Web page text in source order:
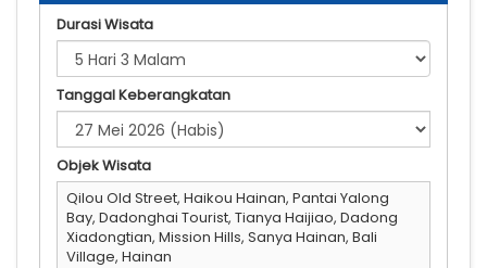
Durasi Wisata
Tanggal Keberangkatan
Objek Wisata
Qilou Old Street, Haikou Hainan, Pantai Yalong
Bay, Dadonghai Tourist, Tianya Haijiao, Dadong
Xiadongtian, Mission Hills, Sanya Hainan, Bali
Village, Hainan